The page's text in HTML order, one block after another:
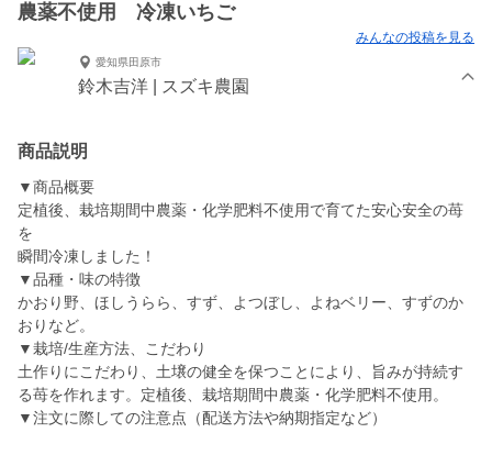
農薬不使用 冷凍いちご
みんなの投稿を見る
愛知県田原市
鈴木吉洋 | スズキ農園
商品説明
▼商品概要
定植後、栽培期間中農薬・化学肥料不使用で育てた安心安全の苺
を
瞬間冷凍しました！
▼品種・味の特徴
かおり野、ほしうらら、すず、よつぼし、よねベリー、すずのか
おりなど。
▼栽培/生産方法、こだわり
土作りにこだわり、土壌の健全を保つことにより、旨みが持続す
る苺を作れます。定植後、栽培期間中農薬・化学肥料不使用。
▼注文に際しての注意点（配送方法や納期指定など）